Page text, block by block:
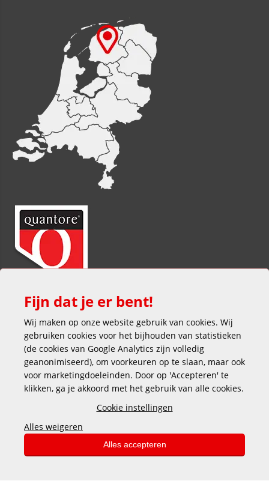
Veilig en gemakkelijk betalen
Fijn dat je er bent!
Wij maken op onze website gebruik van cookies. Wij
gebruiken cookies voor het bijhouden van statistieken
(de cookies van Google Analytics zijn volledig
geanonimiseerd), om voorkeuren op te slaan, maar ook
voor marketingdoeleinden. Door op 'Accepteren' te
klikken, ga je akkoord met het gebruik van alle cookies.
Cookie instellingen
Alles weigeren
Alles accepteren